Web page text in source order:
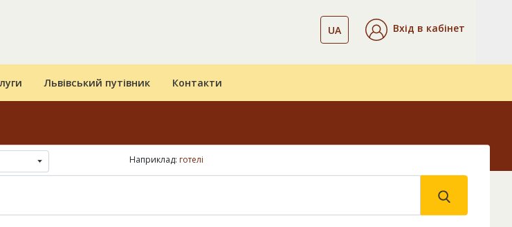
UA Вхід в кабінет
Львівський путівник Контакти
Наприклад: готелі